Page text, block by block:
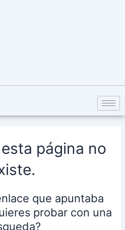
página no
que apuntaba
probar con una